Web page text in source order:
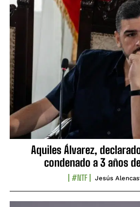
Aquiles Álvarez,
condenado a 3 años
#NTF Jesús